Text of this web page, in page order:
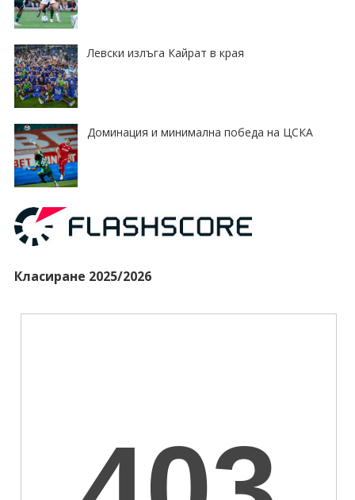
Левски излъга Кайрат в края
Доминация и минимална победа на ЦСКА
Класиране 2025/2026